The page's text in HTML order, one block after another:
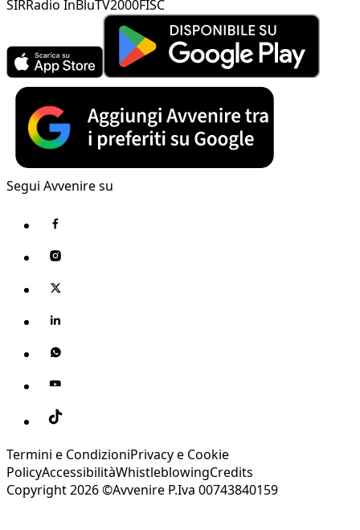
SIRRadio InBluTV2000FISC
Segui Avvenire su
Termini e CondizioniPrivacy e Cookie
PolicyAccessibilitàWhistleblowingCredits
Copyright 2026 ©Avvenire P.Iva 00743840159